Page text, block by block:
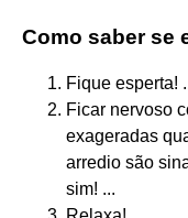
Como saber se
Fique esperta!
Ficar nervoso
exageradas
arredio são
sim! ...